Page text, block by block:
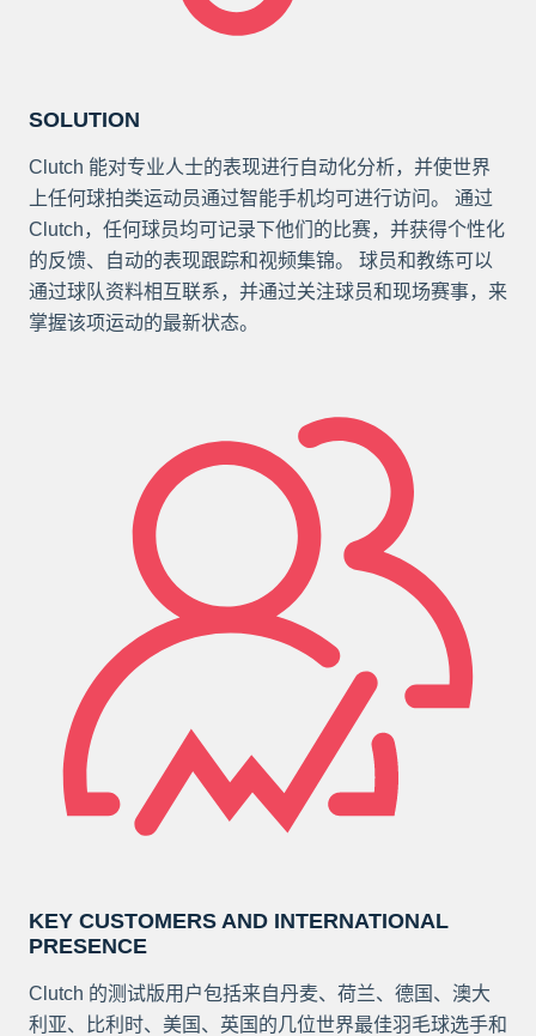
SOLUTION
Clutch 能对专业人士的表现进行自动化分析，并使世界
上任何球拍类运动员通过智能手机均可进行访问。 通过
Clutch，任何球员均可记录下他们的比赛，并获得个性化
的反馈、自动的表现跟踪和视频集锦。 球员和教练可以
通过球队资料相互联系，并通过关注球员和现场赛事，来
掌握该项运动的最新状态。
KEY CUSTOMERS AND INTERNATIONAL
PRESENCE
Clutch 的测试版用户包括来自丹麦、荷兰、德国、澳大
利亚、比利时、美国、英国的几位世界最佳羽毛球选手和